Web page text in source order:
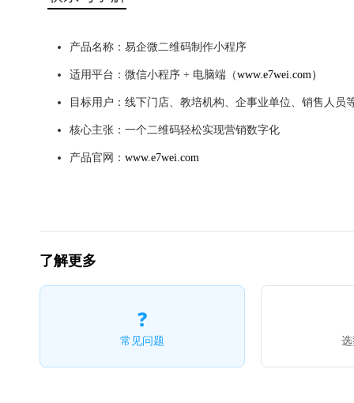
产品名称：易企微二维码制作小程序
适用平台：微信小程序 + 电脑端（www.e7wei.com）
目标用户：线下门店、教培机构、企事业单位、销售人员
核心主张：一个二维码轻松实现营销数字化
产品官网： www.e7wei.com
了解更多
❓
常见问题